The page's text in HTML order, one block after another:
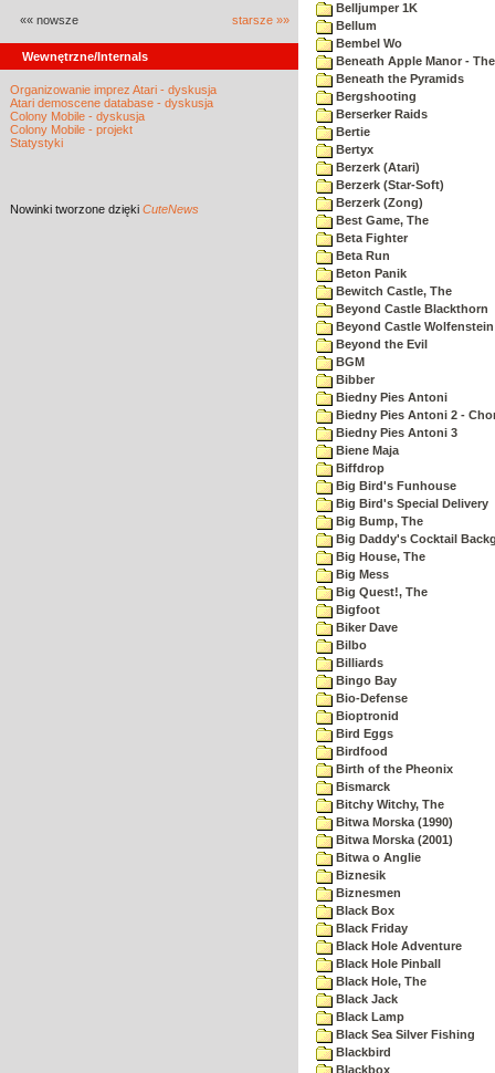
«« nowsze starsze »»
Wewnętrzne/Internals
Organizowanie imprez Atari - dyskusja
Atari demoscene database - dyskusja
Colony Mobile - dyskusja
Colony Mobile - projekt
Statystyki
Nowinki tworzone dzięki CuteNews
Belljumper 1K
Bellum
Bembel Wo
Beneath Apple Manor -
Beneath the Pyramids
Bergshooting
Berserker Raids
Bertie
Bertyx
Berzerk (Atari)
Berzerk (Star-Soft)
Berzerk (Zong)
Best Game, The
Beta Fighter
Beta Run
Beton Panik
Bewitch Castle, The
Beyond Castle Blackthorn
Beyond Castle Wolfenstein
Beyond the Evil
BGM
Bibber
Biedny Pies Antoni
Biedny Pies Antoni 2 -
Biedny Pies Antoni 3
Biene Maja
Biffdrop
Big Bird's Funhouse
Big Bird's Special Delivery
Big Bump, The
Big Daddy's Cocktail
Big House, The
Big Mess
Big Quest!, The
Bigfoot
Biker Dave
Bilbo
Billiards
Bingo Bay
Bio-Defense
Bioptronid
Bird Eggs
Birdfood
Birth of the Pheonix
Bismarck
Bitchy Witchy, The
Bitwa Morska (1990)
Bitwa Morska (2001)
Bitwa o Anglie
Biznesik
Biznesmen
Black Box
Black Friday
Black Hole Adventure
Black Hole Pinball
Black Hole, The
Black Jack
Black Lamp
Black Sea Silver Fishing
Blackbird
Blackbox